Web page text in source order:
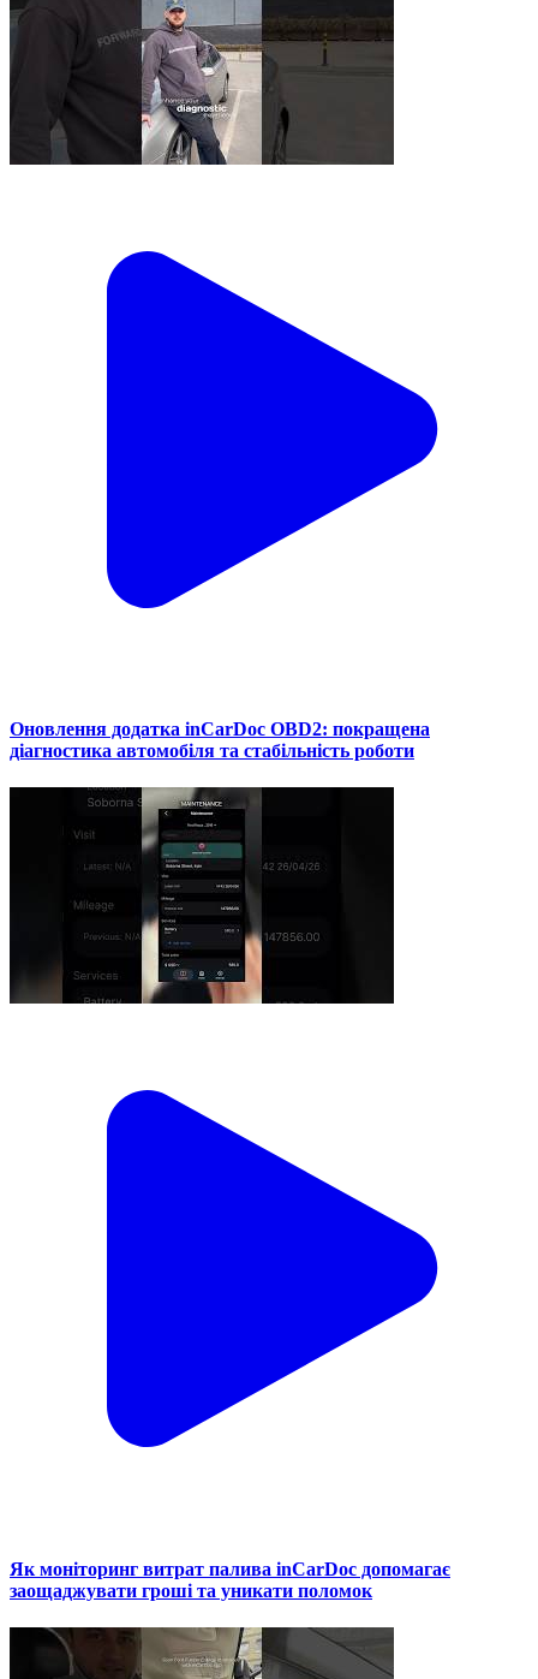
Оновлення додатка inCarDoc OBD2: покращена
діагностика автомобіля та стабільність роботи
Як моніторинг витрат палива inCarDoc допомагає
заощаджувати гроші та уникати поломок